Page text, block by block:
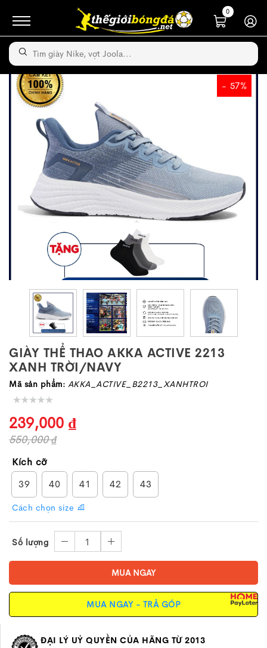
0
- 57%
GIÀY THỂ THAO AKKA ACTIVE 2213
XANH TRỜI/NAVY
Mã sản phẩm: AKKA_ACTIVE_B2213_XANHTROI
239,000 ₫
550,000 ₫
Kích cỡ
39
40 41 42 43
Cách chọn size
Số lượng 1
MUA NGAY
MUA NGAY - TRẢ GÓP
ĐẠI LÝ UỶ QUYỀN CỦA HÃNG TỪ 2013